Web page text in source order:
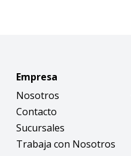
Empresa
Nosotros
Contacto
Sucursales
Trabaja con Nosotros